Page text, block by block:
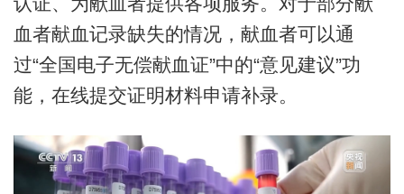
血者献血记录缺失的情况，献血者可以通
过“全国电子无偿献血证”中的“意见建议”功
能，在线提交证明材料申请补录。